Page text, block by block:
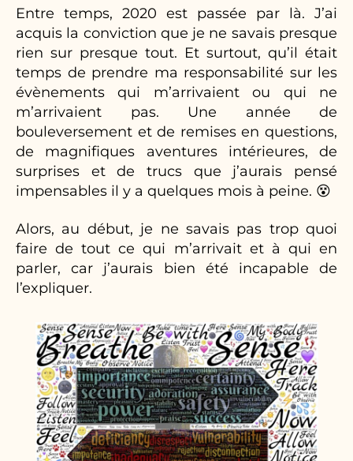
Entre temps, 2020 est passée par là. J’ai
acquis la conviction que je ne savais presque
rien sur presque tout. Et surtout, qu’il était
temps de prendre ma responsabilité sur les
évènements qui m’arrivaient ou qui ne
m’arrivaient pas. Une année de
bouleversement et de remises en questions,
de magnifiques aventures intérieures, de
surprises et de trucs que j’aurais pensé
impensables il y a quelques mois à peine. 😵
Alors, au début, je ne savais pas trop quoi
faire de tout ce qui m’arrivait et à qui en
parler, car j’aurais bien été incapable de
l’expliquer.